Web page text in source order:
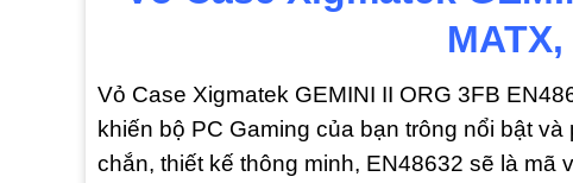
Vỏ Case Xigmatek GEMINI II ORG 3FB
khiến bộ PC Gaming của bạn trông nổi bật
chắn, thiết kế thông minh, EN48632 sẽ là mã